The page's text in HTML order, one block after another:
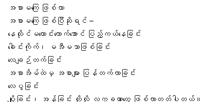
အစာမကြေ ဖြစ်တာ
အစာမကြေ ဖြစ်ပြီဆိုရင် –
နေထိုင်မကောင်းလောက်အောင် ပြည့်ကယ်နေခြင်း
ခေါင်းကိုက်၊ မအီမသာဖြစ်ခြင်း
လေချဉ်တက်ခြင်
အစာအိမ်ထဲမှ အစာများ ပြန်တက်လာခြင်း
လေပွခြင်း
ပျို့ခြင်း၊ အန်ခြင်း တို့လို လက္ခဏာတွေ ဖြစ်လာတတ်ပါတယ်။